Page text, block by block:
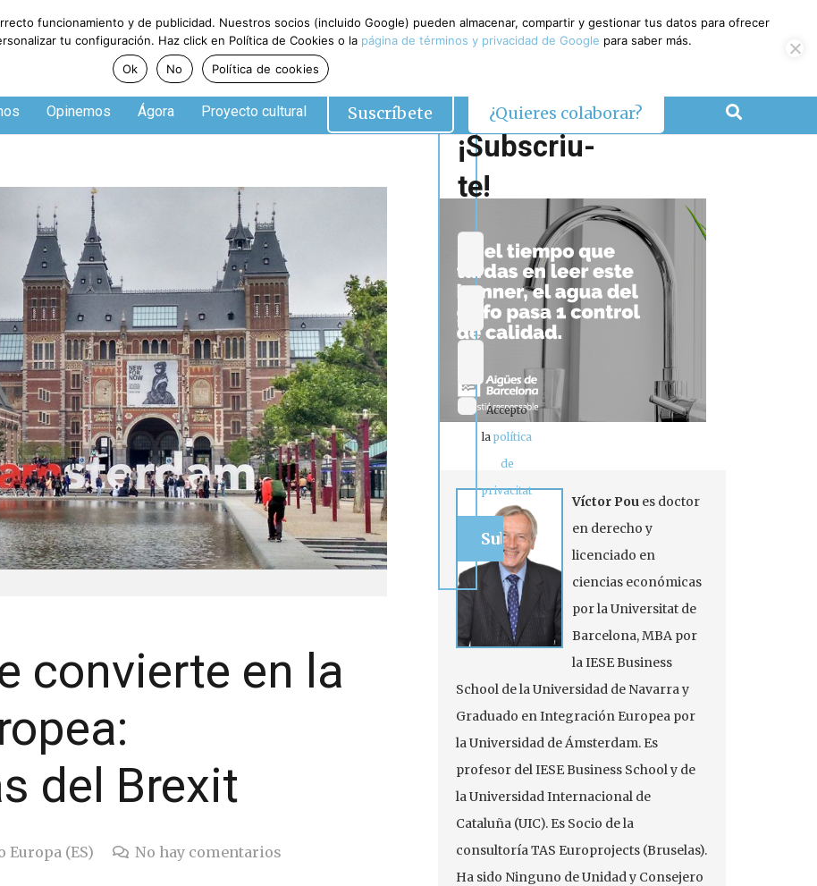
Opinemos Ágora Proyecto cultural Suscríbete ¿Quieres colaborar?
convierte en la
del Brexit
Europa (ES) No hay comentarios
Víctor Pou es doctor
en derecho y
licenciado en
ciencias económicas
por la Universitat de
Barcelona, MBA por
la IESE Business
School de la Universidad de Navarra y
Graduado en Integración Europea por
la Universidad de Ámsterdam. Es
profesor del IESE Business School y de
la Universidad Internacional de
Cataluña (UIC). Es Socio de la
consultoría TAS Europrojects (Bruselas).
Ha sido Ninguno de Unidad y Consejero
¡Subscriu-
te!
Accepto
lapolítica
de
privacitat
funcionamiento y de publicidad. Nuestros socios (incluido Google) pueden almacenar, compartir y gestionar tus datos para ofrecer
tu configuración. Haz click en Política de Cookies o la página de términos y privacidad de Google para saber más.
Ok
No Política de cookies